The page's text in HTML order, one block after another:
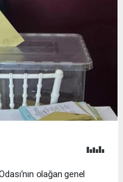
olağan genel